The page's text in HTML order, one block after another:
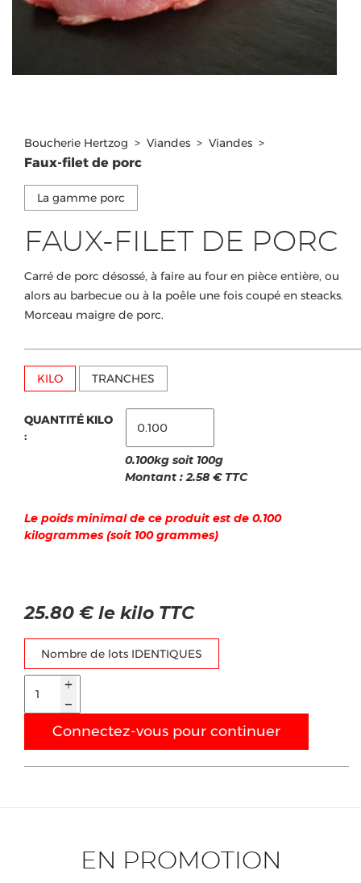
Boucherie Hertzog > Viandes > Viandes >
Faux-filet de porc
La gamme porc
FAUX-FILET DE PORC
Carré de porc désossé, à faire au four en pièce entière, ou
alors au barbecue ou à la poêle une fois coupé en steacks.
Morceau maigre de porc.
KILO TRANCHES
QUANTITÉ KILO
:
0.100kg soit 100g
Montant :2.58 € TTC
Le poids minimal de ce produit est de 0.100
kilogrammes (soit 100 grammes)
25.80 € le kilo TTC
Nombre de lots IDENTIQUES
Connectez-vous pour continuer
EN PROMOTION